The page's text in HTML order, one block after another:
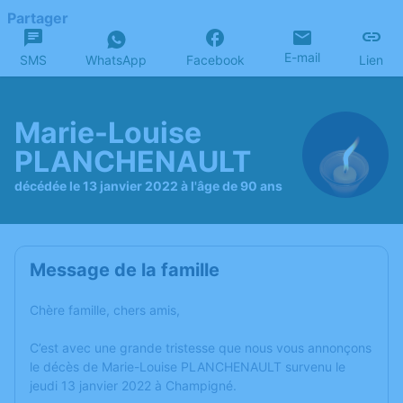
Partager
SMS WhatsApp Facebook E-mail Lien
Marie-Louise
PLANCHENAULT
décédée le 13 janvier 2022 à l'âge de 90 ans
Message de la famille
Chère famille, chers amis,
C’est avec une grande tristesse que nous vous annonçons
le décès de Marie-Louise PLANCHENAULT survenu le
jeudi 13 janvier 2022 à Champigné.